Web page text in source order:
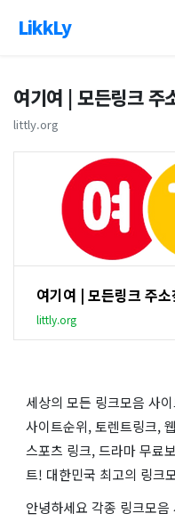
LikkLy
여기여 | 모든링크 주
littly.org
여기여 | 모든링크 주
littly.org
세상의 모든 링크모음 사
사이트순위, 토렌트링크,
스포츠 링크, 드라마 무료
트! 대한민국 최고의 링크
안녕하세요 각종 링크모